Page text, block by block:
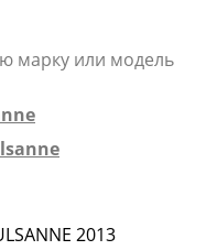
марку или модель
2013